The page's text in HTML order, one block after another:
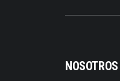
NOSOTROS